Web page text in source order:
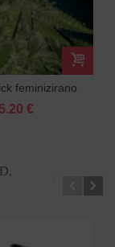
feminizirano
sjeme
5.20 €